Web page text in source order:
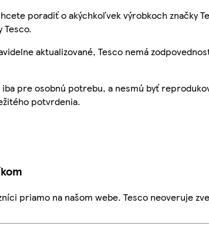
poradiť o akýchkoľvek výrobkoch značky
Tesco.
aktualizované, Tesco nemá
pre osobnú potrebu, a nesmú byť
potvrdenia.
priamo na našom webe. Tesco neoveruje